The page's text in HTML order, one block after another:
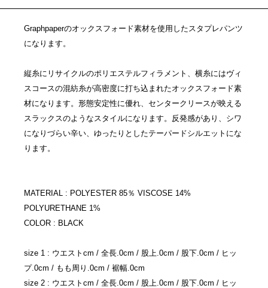
Graphpaperのオックスフォード素材を使用したスタプレパンツ
になります。
縦糸にリサイクルのポリエステルフィラメント、横糸にはヴィ
スコースの混紡糸が高密度に打ち込まれたオックスフォード素
材になります。形態安定性に優れ、センタークリースが映える
スラックスのようなスタイルになります。反発感があり、シワ
になりづらい辛い、ゆったりとしたテーパードシルエットにな
ります。
MATERIAL : POLYESTER 85％ VISCOSE 14%
POLYURETHANE 1%
COLOR : BLACK
size 1 : ウエストcm / 全長.0cm / 股上.0cm / 股下.0cm / ヒッ
プ.0cm / もも周り.0cm / 裾幅.0cm
size 2 : ウエストcm / 全長.0cm / 股上.0cm / 股下.0cm / ヒッ